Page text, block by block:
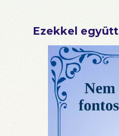
Ezekkel